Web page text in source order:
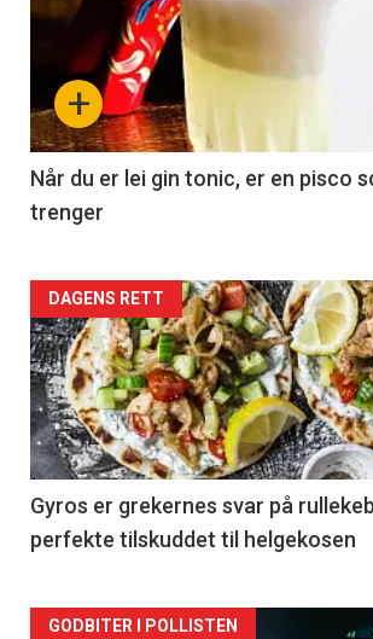
+
Når du er lei gin tonic, er en pisco
trenger
Forsiden
akkurat
nå
-
2
DAGENS RETT
Gyros er grekernes svar på
perfekte tilskuddet til helgekosen
GODBITER I POLLISTEN